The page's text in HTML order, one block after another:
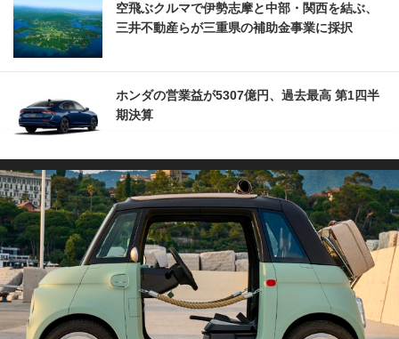
空飛ぶクルマで伊勢志摩と中部・関西を結ぶ、
三井不動産らが三重県の補助金事業に採択
ホンダの営業益が5307億円、過去最高 第1四半
期決算